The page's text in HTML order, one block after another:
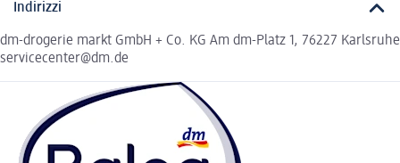
Indirizzi
dm-drogerie markt GmbH + Co. KG Am dm-Platz 1, 76227 Karlsruhe
servicecenter@dm.de